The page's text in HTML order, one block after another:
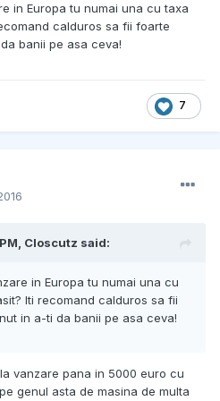
in Europa tu numai una cu taxa
calduros sa fii foarte
banii pe asa ceva!
7
Closcutz said:
in Europa tu numai una cu
Iti recomand calduros sa fii
in a-ti da banii pe asa ceva!
vanzare pana in 5000 euro cu
genul asta de masina de multa